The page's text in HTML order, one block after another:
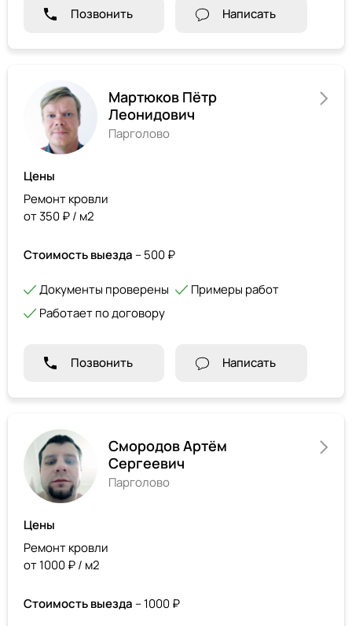
Позвонить Написать
Мартюков Пётр
Леонидович
Парголово
Цены
Ремонт кровли
от 350 ₽ / м2
Стоимость выезда – 500 ₽
Документы проверены
Примеры работ
Работает по договору
Позвонить Написать
Смородов Артём
Сергеевич
Парголово
Цены
Ремонт кровли
от 1000 ₽ / м2
Стоимость выезда – 1000 ₽